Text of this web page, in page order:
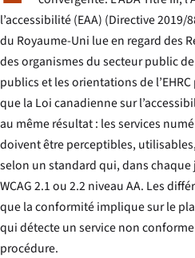
l’accessibilité (EAA) (Directive 2019/
du Royaume-Uni lue en regard des
des organismes du secteur public
publics et les orientations de
que la Loi canadienne sur
au même résultat : les services
doivent être perceptibles,
selon un standard qui, dans
WCAG 2.1 ou 2.2 niveau AA. Les
que la conformité implique sur le
quidétecte un service non
procédure.